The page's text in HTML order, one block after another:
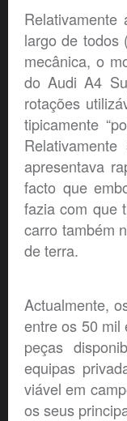
largo de todos
mecânica, o
do Audi A4
rotações
tipicamente
apresentava
facto que
fazia com que
carro também
de terra.
Actualmente,
entre os 50 mil
peças
equipas
viável em
os seus